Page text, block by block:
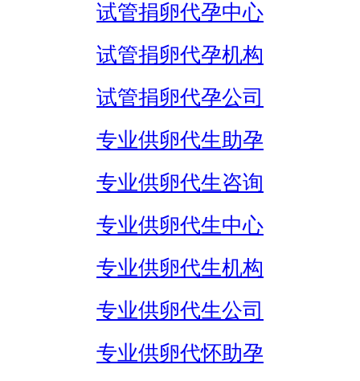
试管捐卵代孕中心
试管捐卵代孕机构
试管捐卵代孕公司
专业供卵代生助孕
专业供卵代生咨询
专业供卵代生中心
专业供卵代生机构
专业供卵代生公司
专业供卵代怀助孕